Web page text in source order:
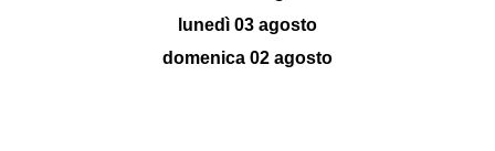
lunedì 03 agosto
domenica 02 agosto